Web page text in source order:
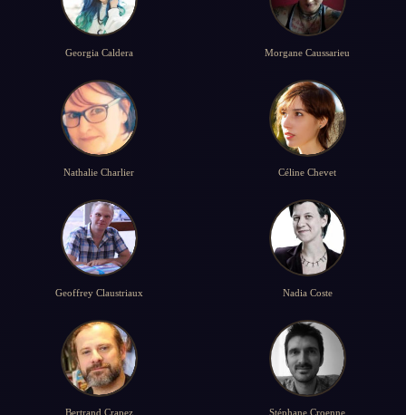
Georgia Caldera Morgane Caussarieu
Nathalie Charlier Céline Chevet
Geoffrey Claustriaux Nadia Coste
Bertrand Crapez Stéphane Croenne